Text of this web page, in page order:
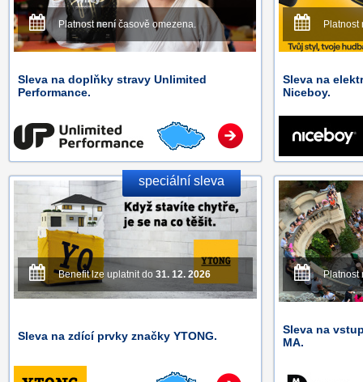
Platnost není časově omezena.
Sleva na doplňky stravy Unlimited
Performance.
Platnost
Sleva na
Niceboy.
speciální sleva
Benefit lze uplatnit do 31. 12. 2026
Sleva na zdící prvky značky YTONG.
Platnost
Sleva na
MA.